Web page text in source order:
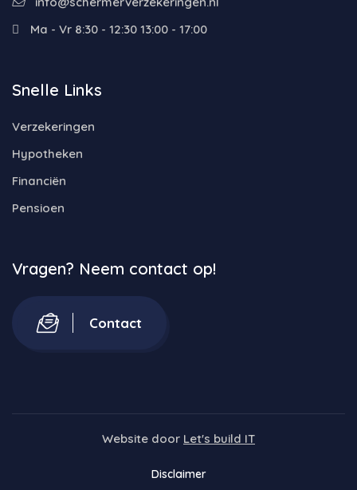
Ma - Vr 8:30 - 12:30 13:00 - 17:00
Snelle Links
Verzekeringen
Hypotheken
Financiën
Pensioen
Vragen? Neem contact op!
Contact
Website door Let's build IT
Disclaimer